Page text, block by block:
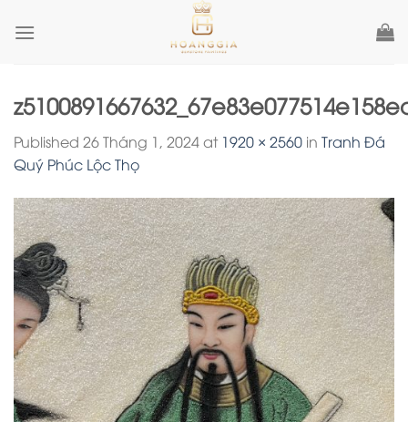
Published 26 Tháng 1, 2024at 1920 × 2560 in Tranh Đá
Quý Phúc Lộc Thọ